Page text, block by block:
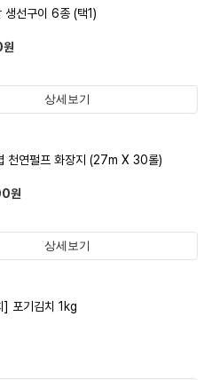
생선구이 6종 (택1)
원
상세보기
천연펄프 화장지 (27m X 30롤)
원
상세보기
] 포기김치 1kg